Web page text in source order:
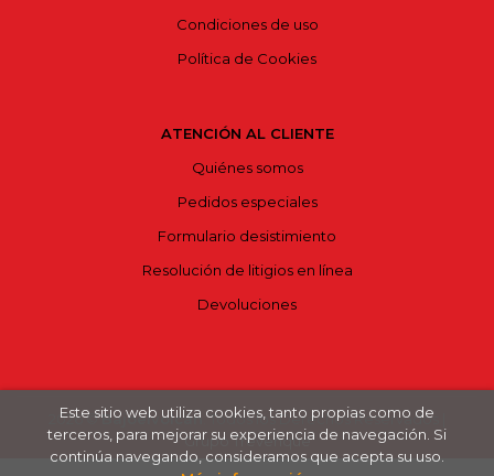
Condiciones de uso
Política de Cookies
ATENCIÓN AL CLIENTE
Quiénes somos
Pedidos especiales
Formulario desistimiento
Resolución de litigios en línea
Devoluciones
2026 ©Bajoelvolcán . Todos los Derechos Reservados |
Grupo Trevenque
Este sitio web utiliza cookies, tanto propias como de
terceros, para mejorar su experiencia de navegación. Si
continúa navegando, consideramos que acepta su uso.